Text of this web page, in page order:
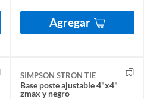
Agregar
SIMPSON STRON TIE
Base poste ajustable 4"x4"
zmax y negro